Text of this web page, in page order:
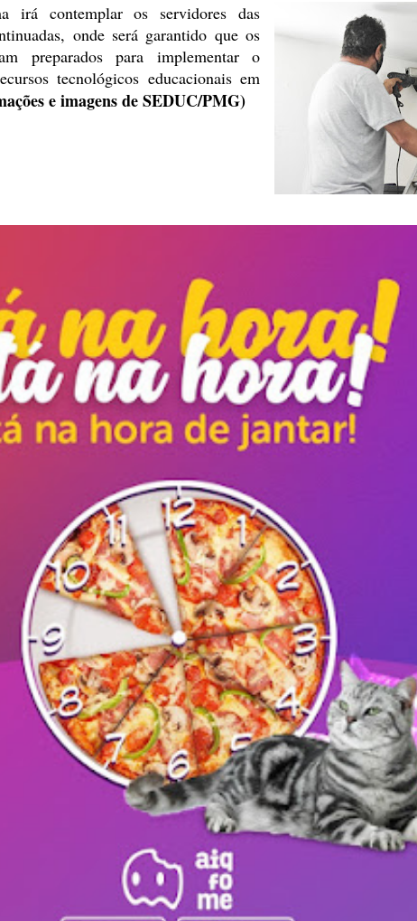
irácontemplar os servidores das
onde serágarantido que os
preparados para implementar o
tecnológicos educacionais em
e imagens de SEDUC/PMG)